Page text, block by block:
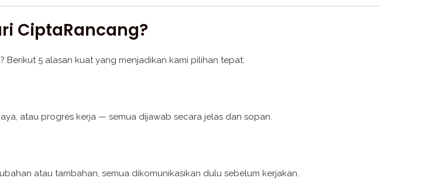
CiptaRancang?
5 alasan kuat yang menjadikan kami pilihan tepat:
atau progres kerja — semua dijawab secara jelas dan sopan.
atau tambahan, semua dikomunikasikan dulu sebelum kerjakan.